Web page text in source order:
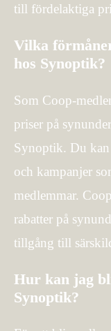
till fördelaktiga
Vilka
hos Synoptik?
Som Coop-
priser på
Synoptik. Du kan
och kampanjer
medlemmar.
rabatter på
tillgång till
Hur kan jag
Synoptik?